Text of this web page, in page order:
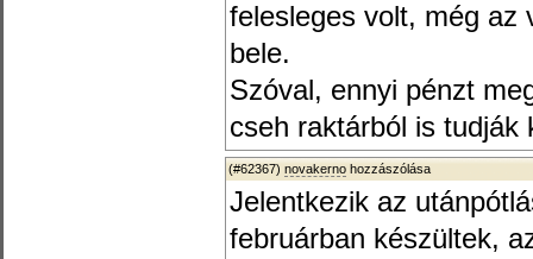
felesleges volt, még az
bele.
Szóval, ennyi pénzt
cseh raktárból is tudják
(#62367) novakerno hozzászólása
Jelentkezik az
februárban készültek,